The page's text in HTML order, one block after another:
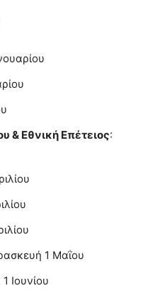
& Εθνική Επέτειος:
1 Μαΐου
Ιουνίου